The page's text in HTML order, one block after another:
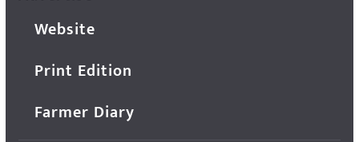
Website
Print Edition
Farmer Diary